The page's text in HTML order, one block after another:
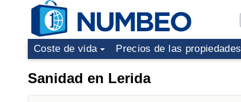
Coste de vida Precios de las propiedades
Sanidad en Lerida